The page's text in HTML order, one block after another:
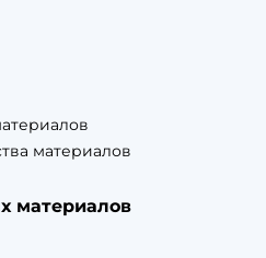
материалов
материалов